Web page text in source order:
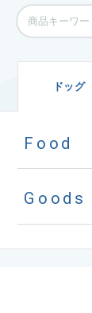
ドッグ
Food
Goods